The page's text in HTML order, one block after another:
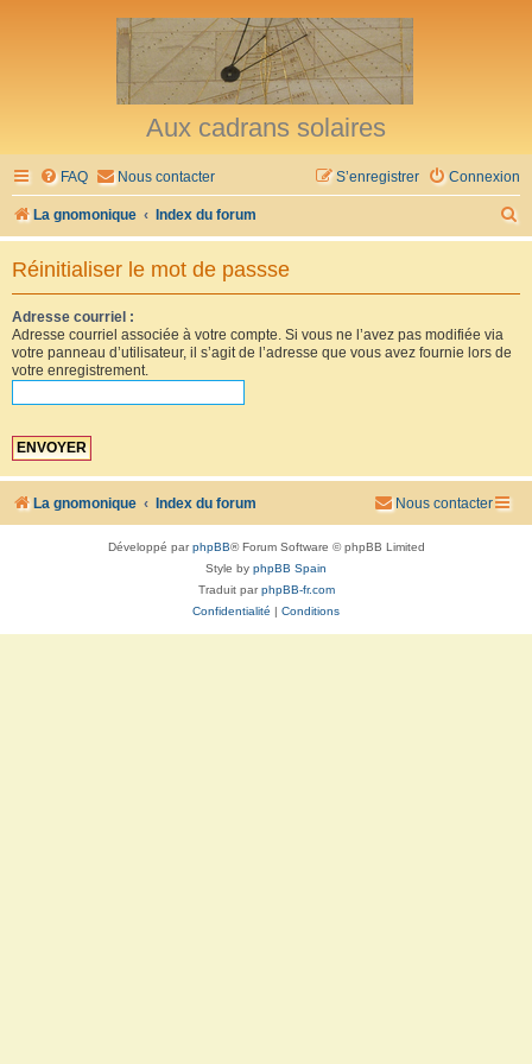
Aux cadrans solaires
FAQ Nous contacter Connexion
S’enregistrer
La gnomonique Index du forum
e
Réinitialiser le mot de passse
Adresse courriel :
Adresse courriel associée à votre compte. Si vous ne l’avez pas modifiée via
votre panneau d’utilisateur, il s’agit de l’adresse que vous avez fournie lors de
votre enregistrement.
La gnomonique Index du forum Nous contacter
Développé parphpBB® Forum Software © phpBB Limited
Style by phpBB Spain
Traduit parphpBB-fr.com
Confidentialité
Conditions